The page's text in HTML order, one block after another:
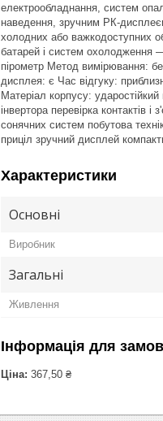
електрообладнання, систем
наведення, зручним РК-
холодних або важкодоступних
батарей і систем охолодження
пірометр Метод вимірювання:
дисплея: є Час відгуку:
Матеріал корпусу:
інвертора перевірка контактів
сонячних систем побутова
приціл зручний дисплей
Характеристики
Основні
Виробник
Загальні
Живлення
Інформація для
Ціна: 367,50 ₴